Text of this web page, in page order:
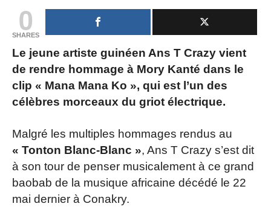
0
SHARES
Le jeune artiste guinéen Ans T Crazy vient
de rendre hommage à Mory Kanté dans le
clip « Mana Mana Ko », qui est l’un des
célèbres morceaux du griot électrique.
Malgré les multiples hommages rendus au
« Tonton Blanc-Blanc », Ans T Crazy s’est dit
à son tour de penser musicalement à ce grand
baobab de la musique africaine décédé le 22
mai dernier à Conakry.